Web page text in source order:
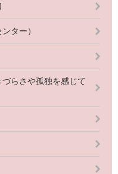
ター）
らさや孤独を感じて